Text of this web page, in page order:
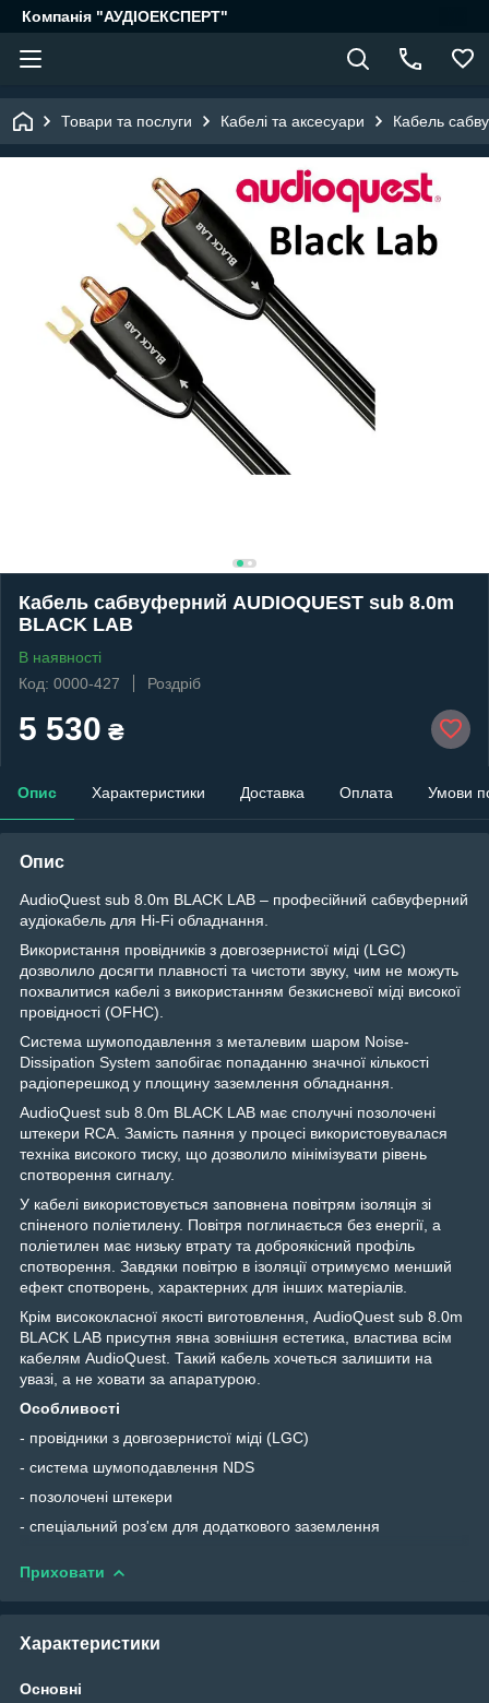
Компанія "АУДІОЕКСПЕРТ"
Товари та послуги Кабелі та аксесуари Кабель
Кабель сабвуферний AUDIOQUEST sub 8.0m
BLACK LAB
В наявності
Код: 0000-427
Роздріб
5 530 ₴
Опис Характеристики Доставка Оплата Умови
Опис
AudioQuest sub 8.0m BLACK LAB – професійний сабвуферний
аудіокабель для Hi-Fi обладнання.
Використання провідників з довгозернистої міді (LGC)
дозволило досягти плавності та чистоти звуку, чим не можуть
похвалитися кабелі з використанням безкисневої міді високої
провідності (OFHC).
Система шумоподавлення з металевим шаром Noise-
Dissipation System запобігає попаданню значної кількості
радіоперешкод у площину заземлення обладнання.
AudioQuest sub 8.0m BLACK LAB має сполучні позолочені
штекери RCA. Замість паяння у процесі використовувалася
техніка високого тиску, що дозволило мінімізувати рівень
спотворення сигналу.
У кабелі використовується заповнена повітрям ізоляція зі
спіненого поліетилену. Повітря поглинається без енергії, а
поліетилен має низьку втрату та доброякісний профіль
спотворення. Завдяки повітрю в ізоляції отримуємо менший
ефект спотворень, характерних для інших матеріалів.
Крім висококласної якості виготовлення, AudioQuest sub 8.0m
BLACK LAB присутня явна зовнішня естетика, властива всім
кабелям AudioQuest. Такий кабель хочеться залишити на
увазі, а не ховати за апаратурою.
Особливості
- провідники з довгозернистої міді (LGC)
- система шумоподавлення NDS
- позолочені штекери
- спеціальний роз'єм для додаткового заземлення
Приховати
Характеристики
Основні